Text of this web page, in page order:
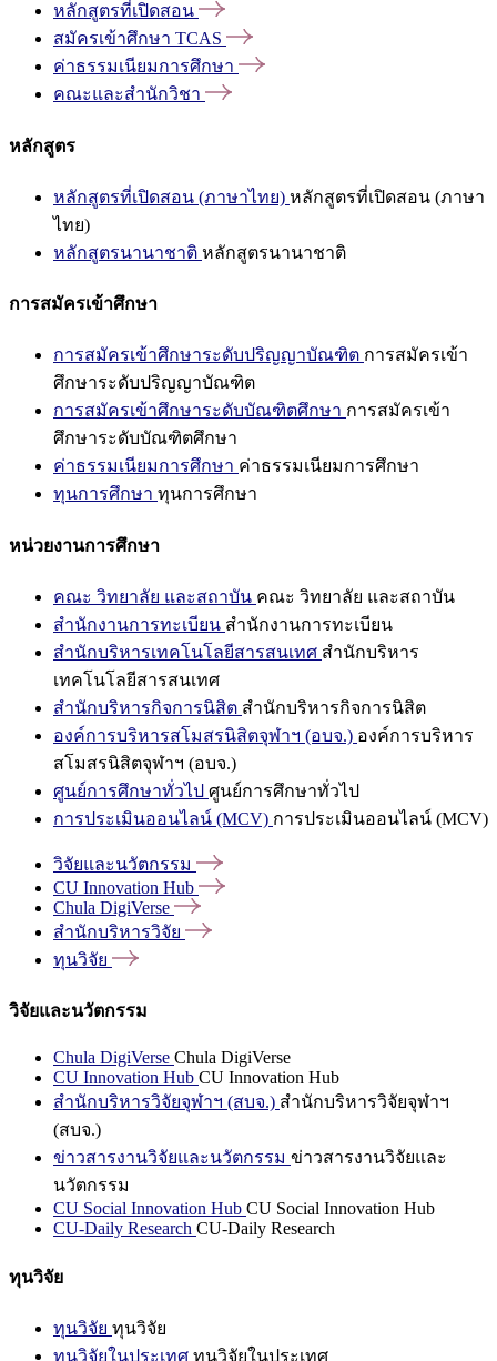
หลักสูตรที่เปิดสอน
สมัครเข้าศึกษา TCAS
ค่าธรรมเนียมการศึกษา
คณะและสำนักวิชา
หลักสูตร
หลักสูตรที่เปิดสอน (ภาษาไทย) หลักสูตรที่เปิดสอน (ภาษา
ไทย)
หลักสูตรนานาชาติ หลักสูตรนานาชาติ
การสมัครเข้าศึกษา
การสมัครเข้าศึกษาระดับปริญญาบัณฑิต การสมัครเข้า
ศึกษาระดับปริญญาบัณฑิต
การสมัครเข้าศึกษาระดับบัณฑิตศึกษา การสมัครเข้า
ศึกษาระดับบัณฑิตศึกษา
ค่าธรรมเนียมการศึกษา ค่าธรรมเนียมการศึกษา
ทุนการศึกษา ทุนการศึกษา
หน่วยงานการศึกษา
คณะ วิทยาลัย และสถาบัน คณะ วิทยาลัย และสถาบัน
สำนักงานการทะเบียน สำนักงานการทะเบียน
สำนักบริหารเทคโนโลยีสารสนเทศ สำนักบริหาร
เทคโนโลยีสารสนเทศ
สำนักบริหารกิจการนิสิต สำนักบริหารกิจการนิสิต
องค์การบริหารสโมสรนิสิตจุฬาฯ (อบจ.) องค์การบริหาร
สโมสรนิสิตจุฬาฯ (อบจ.)
ศูนย์การศึกษาทั่วไป ศูนย์การศึกษาทั่วไป
การประเมินออนไลน์ (MCV) การประเมินออนไลน์ (MCV)
วิจัยและนวัตกรรม
CU Innovation Hub
Chula DigiVerse
สำนักบริหารวิจัย
ทุนวิจัย
วิจัยและนวัตกรรม
Chula DigiVerse Chula DigiVerse
CU Innovation Hub CU Innovation Hub
สำนักบริหารวิจัยจุฬาฯ (สบจ.) สำนักบริหารวิจัยจุฬาฯ
(สบจ.)
ข่าวสารงานวิจัยและนวัตกรรม ข่าวสารงานวิจัยและ
นวัตกรรม
CU Social Innovation Hub CU Social Innovation Hub
CU-Daily Research CU-Daily Research
ทุนวิจัย
ทุนวิจัย ทุนวิจัย
ทุนวิจัยในประเทศ ทุนวิจัยในประเทศ